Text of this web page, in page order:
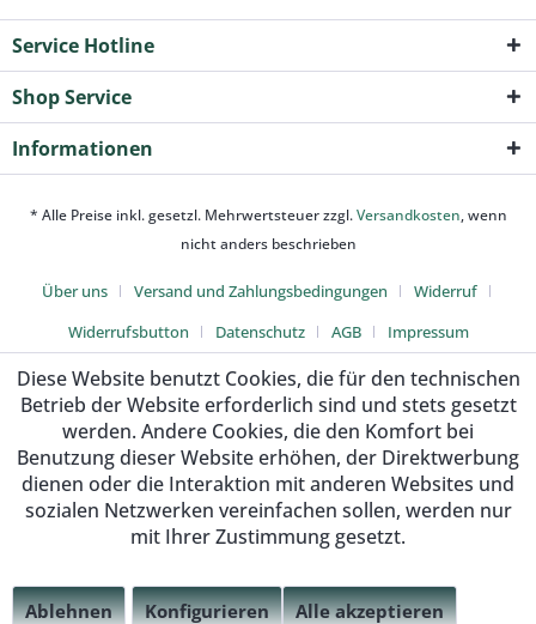
Service Hotline
Shop Service
Informationen
* Alle Preise inkl. gesetzl. Mehrwertsteuer zzgl.Versandkosten, wenn
nicht anders beschrieben
Über uns Versand und Zahlungsbedingungen
Widerruf
Widerrufsbutton
Datenschutz AGB Impressum
Diese Website benutzt Cookies, die für den technischen
Betrieb der Website erforderlich sind und stets gesetzt
werden. Andere Cookies, die den Komfort bei
Benutzung dieser Website erhöhen, der Direktwerbung
dienen oder die Interaktion mit anderen Websites und
sozialen Netzwerken vereinfachen sollen, werden nur
mit Ihrer Zustimmung gesetzt.
Ablehnen Konfigurieren Alle akzeptieren